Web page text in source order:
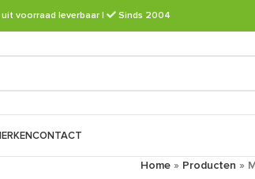
uit voorraad leverbaar | Sinds 2004
CONTACT
Home» Producten »